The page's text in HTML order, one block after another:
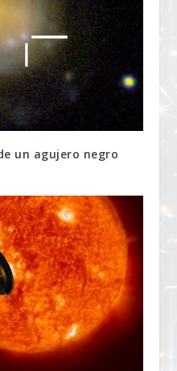
un agujero negro